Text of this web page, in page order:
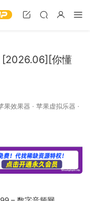
[2026.06][你懂
果效果器 · 苹果虚拟乐器 ·